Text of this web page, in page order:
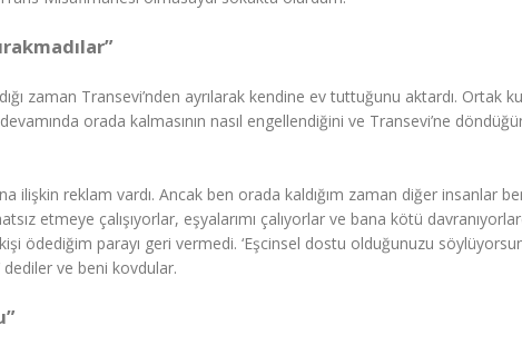
zaman Transevi’nden ayrılarak kendine ev tuttuğunu aktardı. Ortak
orada kalmasının nasıl engellendiğini ve Transevi’ne
ilişkin reklam vardı. Ancak ben orada kaldığım zaman diğer insanlar
etmeye çalışıyorlar, eşyalarımı çalıyorlar ve bana kötü
ödediğim parayı geri vermedi. ‘Eşcinsel dostu olduğunuzu
dediler ve beni kovdular.